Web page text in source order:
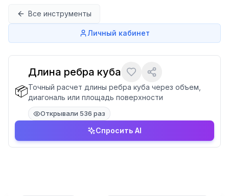
Все инструменты
Личный кабинет
📦
Длина ребра куба
Точный расчет длины ребра куба через объем,
диагональ или площадь поверхности
Открывали 536 раз
Спросить AI